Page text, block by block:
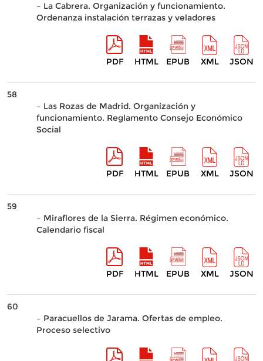
– La Cabrera. Organización y funcionamiento.
Ordenanza instalación terrazas y veladores
PDF HTML EPUB XML JSON
58
– Las Rozas de Madrid. Organización y
funcionamiento. Reglamento Consejo Económico
Social
PDF HTML EPUB XML JSON
59
– Miraflores de la Sierra. Régimen económico.
Calendario fiscal
PDF HTML EPUB XML JSON
60
– Paracuellos de Jarama. Ofertas de empleo.
Proceso selectivo